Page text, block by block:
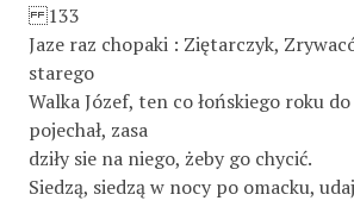
133
Jaze raz chopaki : Ziętarczyk,
starego
Walka Józef, ten co łońskiego roku
pojechał, zasa­
dziły sie na niego, żeby go chycić.
Siedzą, siedzą w nocy po omacku,